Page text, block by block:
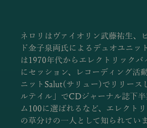
ネロリはヴァイオリン武藤祐生、
ド金子泉両氏によるデュオユニッ
は1970年代からエレクトリックバ
にセッション、レコーディング活
ニットSalut(サリュー)でリリース
ルテイル」でCDジャーナル誌下
ム100に選ばれるなど、エレクト
の草分けの一人として知られてい